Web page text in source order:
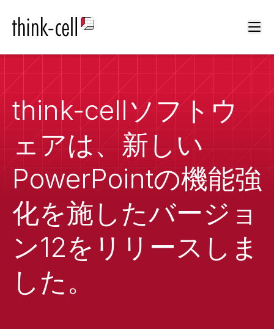
think-cellソフトウ
ェアは、新しい
PowerPointの機能強
化を施したバージョ
ン12をリリースしま
した。